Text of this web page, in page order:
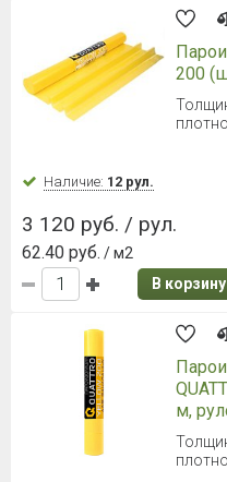
200
Наличие: 12 рул.
3 120 руб. / рул.
62.40 руб. / м2
В корзину
м,